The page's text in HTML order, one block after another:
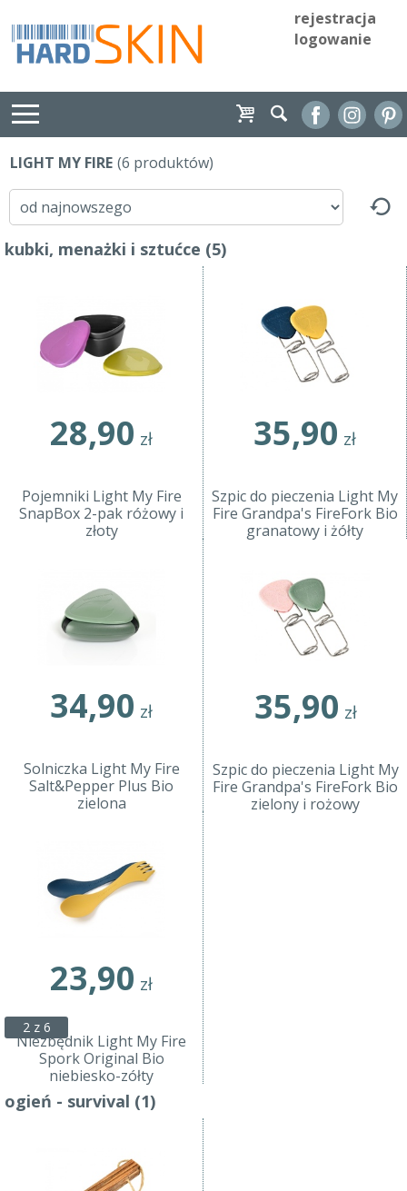
rejestracja
logowanie
LIGHT MY FIRE (6 produktów)
kubki, menażki i sztućce (5)
28,90 zł
Pojemniki Light My Fire
SnapBox 2-pak różowy i
złoty
35,90 zł
Szpic do pieczenia Light My
Fire Grandpa's FireFork Bio
granatowy i żółty
34,90 zł
Solniczka Light My Fire
Salt&Pepper Plus Bio
zielona
35,90 zł
Szpic do pieczenia Light My
Fire Grandpa's FireFork Bio
zielony i rożowy
23,90 zł
Niezbędnik Light My Fire
Spork Original Bio
niebiesko-zółty
ogień - survival (1)
2 z 6